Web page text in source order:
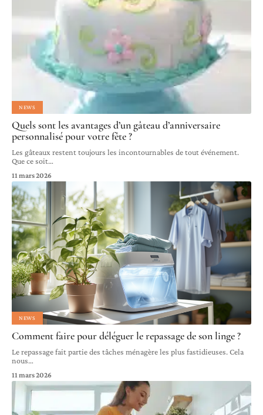
NEWS
Quels sont les avantages d’un gâteau d’anniversaire
personnalisé pour votre fête ?
Les gâteaux restent toujours les incontournables de tout événement.
Que ce soit…
11 mars 2026
NEWS
Comment faire pour déléguer le repassage de son linge ?
Le repassage fait partie des tâches ménagère les plus fastidieuses. Cela
nous…
11 mars 2026